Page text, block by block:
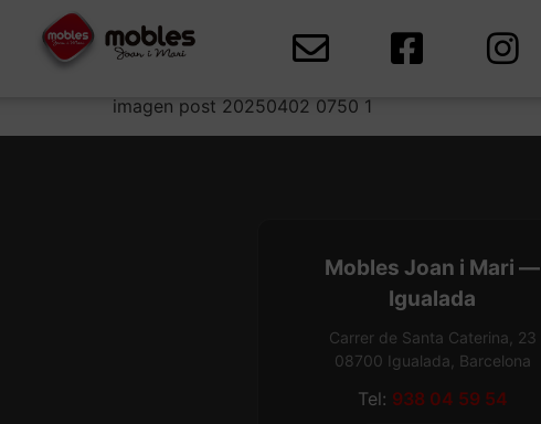
imagen post 20250402 0750 1
Mobles Joan i Mari —
Igualada
Carrer de Santa Caterina, 23
08700 Igualada, Barcelona
Tel: 938 04 59 54